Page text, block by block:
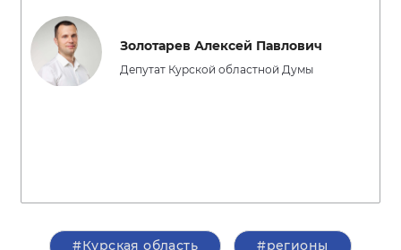
Золотарев Алексей Павлович
Депутат Курской областной Думы
#Курская область #регионы